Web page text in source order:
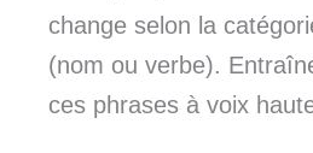
change selon la
(nom ou verbe).
ces phrases à voix